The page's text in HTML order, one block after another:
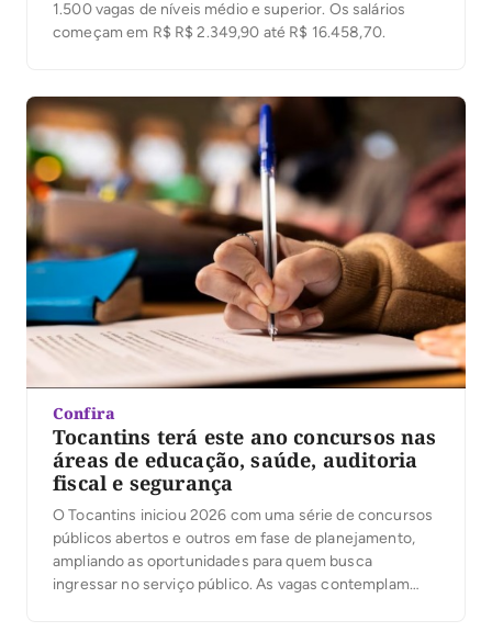
1.500 vagas de níveis médio e superior. Os salários
começam em R$ R$ 2.349,90 até R$ 16.458,70.
Confira
Tocantins terá este ano concursos nas
áreas de educação, saúde, auditoria
fiscal e segurança
O Tocantins iniciou 2026 com uma série de concursos
públicos abertos e outros em fase de planejamento,
ampliando as oportunidades para quem busca
ingressar no serviço público. As vagas contemplam